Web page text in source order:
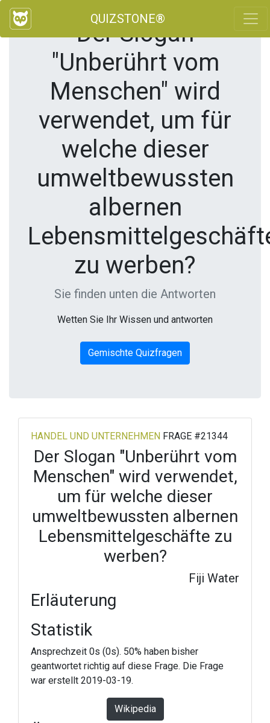
QUIZSTONE®
Der Slogan
"Unberührt vom
Menschen" wird
verwendet, um für
welche dieser
umweltbewussten
albernen
zu werben?
Sie finden unten die Antworten
Wetten Sie Ihr Wissen und antworten
Gemischte Quizfragen
HANDEL UND UNTERNEHMEN FRAGE #21344
Der Slogan "Unberührt vom
Menschen" wird verwendet,
um für welche dieser
umweltbewussten albernen
Lebensmittelgeschäfte zu
werben?
Fiji Water
Erläuterung
Statistik
Ansprechzeit 0s (0s). 50% haben bisher
geantwortet richtig auf diese Frage. Die Frage
war erstellt 2019-03-19.
Wikipedia